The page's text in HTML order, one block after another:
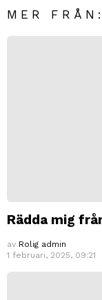
MER
Rädda mig
av Rolig admin
1 februari, 2025, 09:21